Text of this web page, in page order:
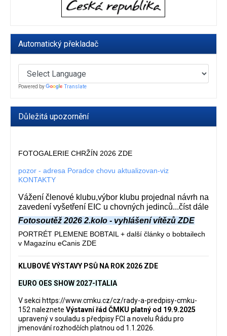
Automatický překladač
Powered by Translate
Důležitá upozornění
FOTOGALERIE CHRŽÍN 2026 ZDE
pozor - adresa Poradce chovu aktualizovan-viz
KONTAKTY
Vážení členové klubu,výbor klubu projednal návrh na
zavedení vyšetření EIC u chovných jedinců...číst dále
Fotosoutěž 2026 2.kolo - vyhlášení vítězů ZDE
PORTRÉT PLEMENE BOBTAIL + další články o bobtailech
v Magazínu eCanis ZDE
KLUBOVÉ VÝSTAVY PSŮ NA ROK 2026 ZDE
EURO OES SHOW 2027-ITALIA
V sekci https://www.cmku.cz/cz/rady-a-predpisy-cmku-
152 naleznete Výstavní řád ČMKU platný od 19.9.2025
upravený v souladu s předpisy FCI a novelu Řádu pro
jmenování rozhodčích platnou od 1.1.2026.